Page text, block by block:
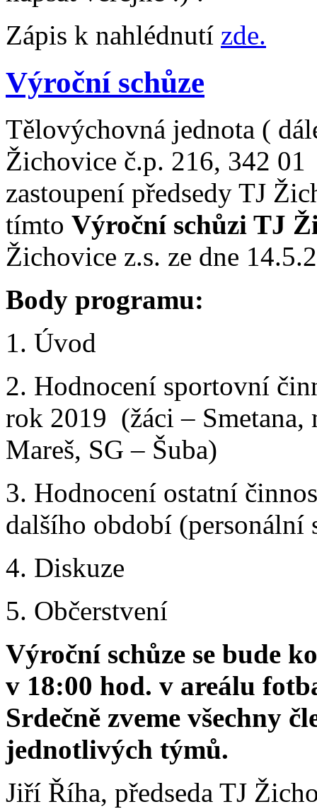
Zápis k nahlédnutí zde.
Výroční schůze
Tělovýchovná jednota (
Žichovice č.p. 216, 342
zastoupení předsedy TJ
tímto Výroční schůzi TJ
Žichovice z.s. ze dne
Body programu:
1. Úvod
2. Hodnocení sportovní
rok 2019 (žáci –
Mareš, SG – Šuba)
3. Hodnocení ostatní
dalšího období (personální
4. Diskuze
5. Občerstvení
Výroční schůze se bude
v 18:00 hod. v areálu
Srdečně zveme všechny
jednotlivých týmů.
Jiří Říha, předseda TJ